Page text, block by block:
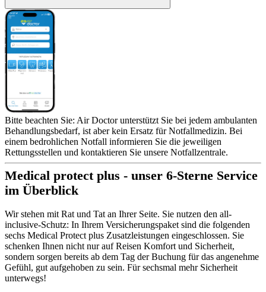
Bitte beachten Sie: Air Doctor unterstützt Sie bei jedem ambulanten
Behandlungsbedarf, ist aber kein Ersatz für Notfallmedizin. Bei
einem bedrohlichen Notfall informieren Sie die jeweiligen
Rettungsstellen und kontaktieren Sie unsere Notfallzentrale.
Medical protect plus - unser 6-Sterne Service
im Überblick
Wir stehen mit Rat und Tat an Ihrer Seite. Sie nutzen den all-
inclusive-Schutz: In Ihrem Versicherungspaket sind die folgenden
sechs Medical Protect plus Zusatzleistungen eingeschlossen. Sie
schenken Ihnen nicht nur auf Reisen Komfort und Sicherheit,
sondern sorgen bereits ab dem Tag der Buchung für das angenehme
Gefühl, gut aufgehoben zu sein. Für sechsmal mehr Sicherheit
unterwegs!